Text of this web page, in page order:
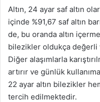
Altın, 24 ayar saf altın
içinde %91,67 saf altın
de, bu oranda altın
bilezikler oldukça değerli
Diğer alaşımlarla
artırır ve günlük
22 ayar altın bilezikler
tercih edilmektedir.